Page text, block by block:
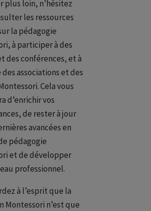
plus loin, n’hésitez
les ressources
la pédagogie
à participer à des
des conférences, et à
associations et des
Cela vous
d’enrichir vos
de rester à jour
avancées en
pédagogie
et de développer
professionnel.
à l’esprit que la
Montessori n’est que